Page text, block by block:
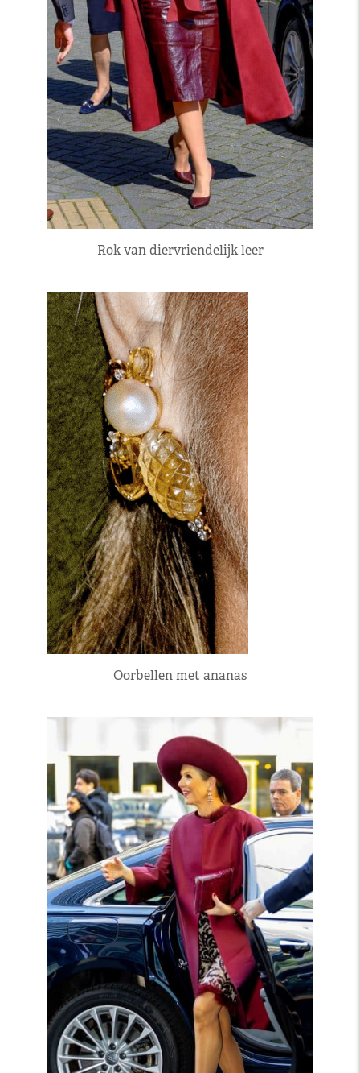
Rok van diervriendelijk leer
Oorbellen met ananas